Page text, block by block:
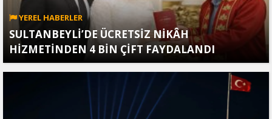
YEREL HABERLER
SULTANBEYLİ’DE ÜCRETSİZ NİKÂH
HİZMETİNDEN 4 BİN ÇİFT FAYDALANDI